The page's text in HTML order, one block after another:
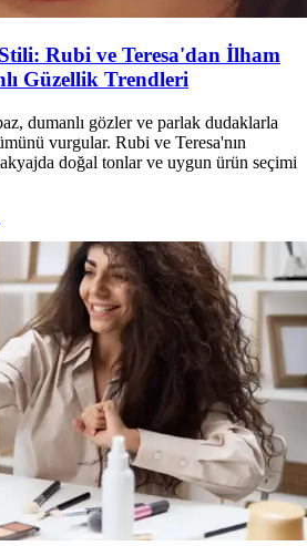
Rubi ve Teresa'dan İlham
Güzellik Trendleri
dumanlı gözler ve parlak dudaklarla
vurgular. Rubi ve Teresa'nın
doğal tonlar ve uygun ürün seçimi